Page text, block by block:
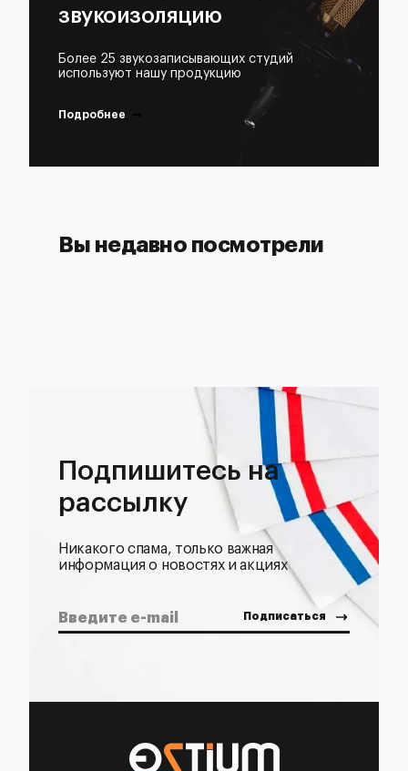
звукоизоляцию
Более 25 звукозаписывающих студий
используют нашу продукцию
Подробнее
Вы недавно посмотрели
Подпишитесь на
рассылку
Никакого спама, только важная
информация о новостях и акциях